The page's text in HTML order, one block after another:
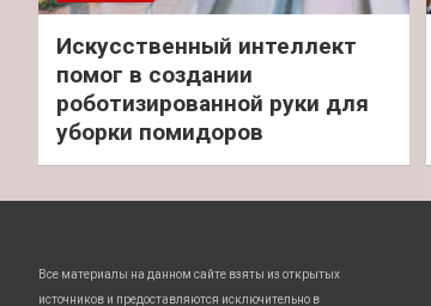
Искусственный интеллект
помог в создании
роботизированной руки для
уборки помидоров
Все материалы на данном сайте взяты из открытых
источников и предоставляются исключительно в